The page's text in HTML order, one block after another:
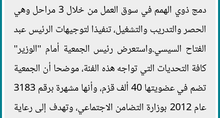
دمج ذوي الهمم في سوق العمل من خلال 3 مراحل وهي
الحصر والتدريب والتشغيل، تنفيذا لتوجيهات الرئيس عبد
الفتاح السيسي.واستعرض رئيس الجمعية أمام "الوزير"
كافة التحديات التي تواجه هذه الفئة، موضحا أن الجمعية
تضم في عضويتها 40 ألف قزم، وأنها مشهرة برقم 3183
عام 2012 بوزارة التضامن الاجتماعي، وتهدف إلى رعاية